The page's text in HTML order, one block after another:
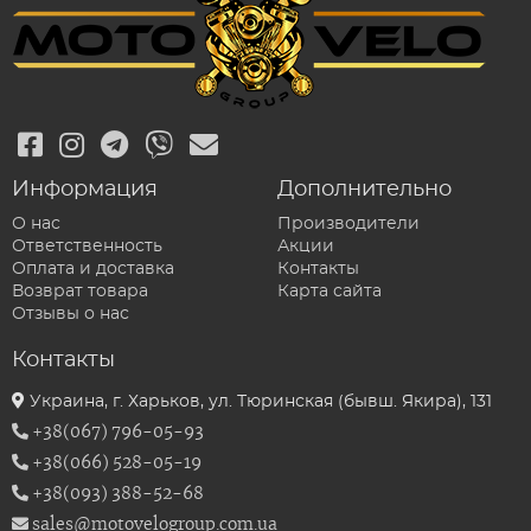
Информация
О нас
Ответственность
Оплата и доставка
Возврат товара
Отзывы о нас
Дополнительно
Производители
Акции
Контакты
Карта сайта
Контакты
Украина, г. Харьков, ул. Тюринская (бывш. Якира), 131
+38(067) 796-05-93
+38(066) 528-05-19
+38(093) 388-52-68
sales@motovelogroup.com.ua